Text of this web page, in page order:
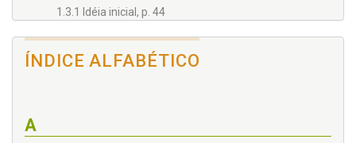
1.3.1 Idéia inicial, p. 44
determinação da lei aplicável, p. 46
1.3.3 A autonomia da vontade das partes, p. 60
APLICÁVEL AOS CONTRATOS INTERNACIONAIS -
ÍNDICE ALFABÉTICO
A